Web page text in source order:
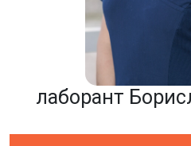
лаборант